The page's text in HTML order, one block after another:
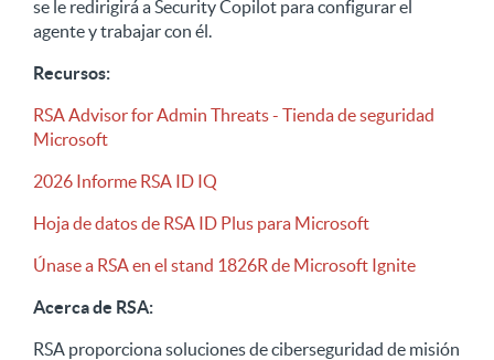
se le redirigirá a Security Copilot para configurar el
agente y trabajar con él.
Recursos:
RSA Advisor for Admin Threats - Tienda de seguridad
Microsoft
2026 Informe RSA ID IQ
Hoja de datos de RSA ID Plus para Microsoft
Únase a RSA en el stand 1826R de Microsoft Ignite
Acerca de RSA:
RSA proporciona soluciones de ciberseguridad de misión